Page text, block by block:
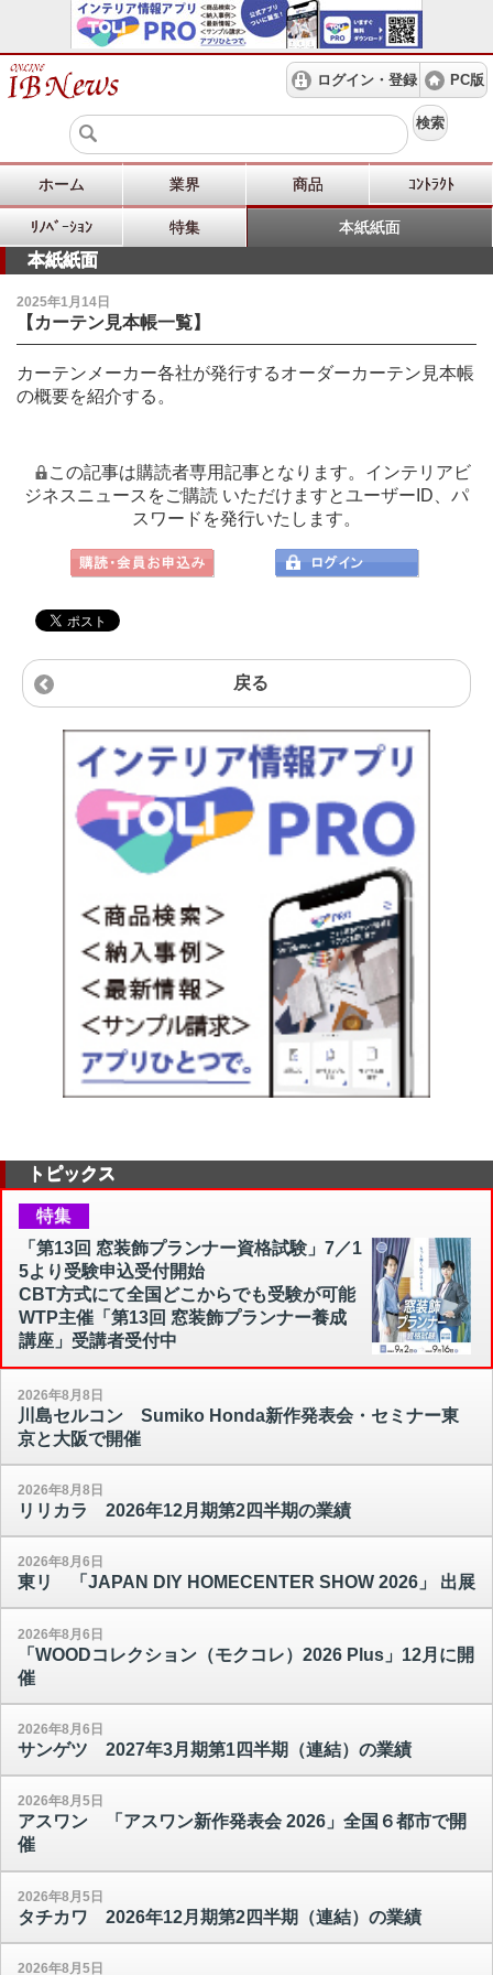
ログイン・登録 PC版
検索
ホーム 業界 商品 ｺﾝﾄﾗｸﾄ
ﾘﾉﾍﾞｰｼｮﾝ 特集 本紙紙面
本紙紙面
2025年1月14日
【カーテン見本帳一覧】
カーテンメーカー各社が発行するオーダーカーテン見本帳
の概要を紹介する。
この記事は購読者専用記事となります。インテリアビ
ジネスニュースをご購読 いただけますとユーザーID、パ
スワードを発行いたします。
戻る
トピックス
特集
「第13回 窓装飾プランナー資格試験」7／1
5より受験申込受付開始
CBT方式にて全国どこからでも受験が可能
WTP主催「第13回 窓装飾プランナー養成
講座」受講者受付中
2026年8月8日
川島セルコン Sumiko Honda新作発表会・セミナー東
京と大阪で開催
2026年8月8日
リリカラ 2026年12月期第2四半期の業績
2026年8月6日
東リ 「JAPAN DIY HOMECENTER SHOW 2026」 出展
2026年8月6日
「WOODコレクション（モクコレ）2026 Plus」12月に開
催
2026年8月6日
サンゲツ 2027年3月期第1四半期（連結）の業績
2026年8月5日
アスワン 「アスワン新作発表会 2026」全国６都市で開
催
2026年8月5日
タチカワ 2026年12月期第2四半期（連結）の業績
2026年8月5日